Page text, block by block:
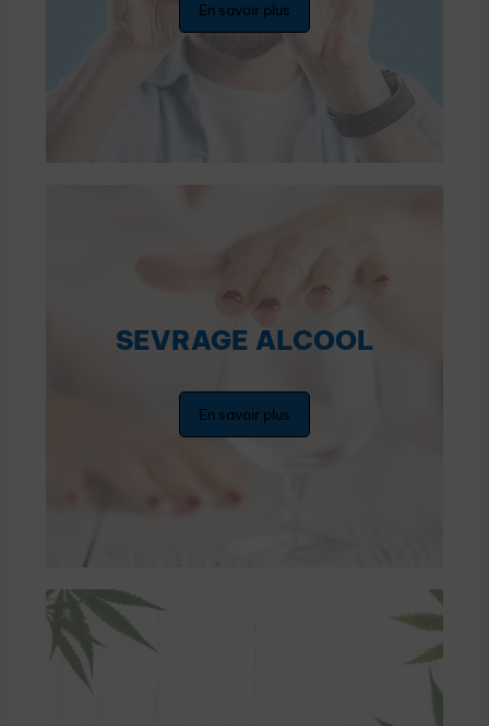
En savoir plus
SEVRAGE ALCOOL
En savoir plus